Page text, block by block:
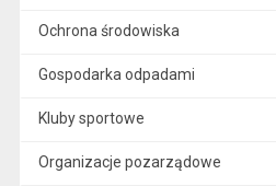
Ochrona środowiska
Gospodarka odpadami
Kluby sportowe
Organizacje pozarządowe